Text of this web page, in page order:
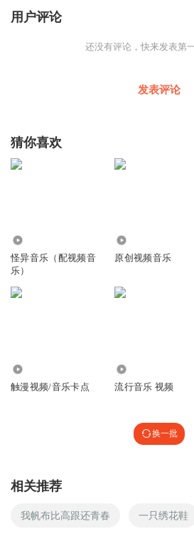
用户评论
还没有评论，快来发表第
发表评论
猜你喜欢
怪异音乐（配视频音
乐）
原创视频音乐
触漫视频/音乐卡点 流行音乐 视频
换一批
相关推荐
我帆布比高跟还青春 一只绣花鞋